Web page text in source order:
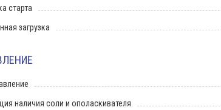
старта
загрузка
наличия соли и ополаскивателя